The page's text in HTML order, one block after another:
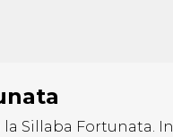
Sillaba Fortunata. In